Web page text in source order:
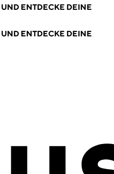
UND ENTDECKE DEINE
UND ENTDECKE DEINE